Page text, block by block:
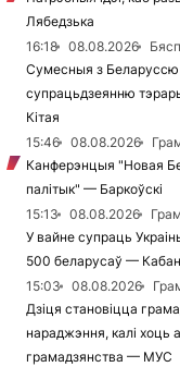
Лябедзька
16:18
08.08.2026
Сумесныя з Беларуссю
супрацьдзеянню
Кітая
15:46
08.08.2026
Канферэнцыя "Новая
палітык" — Баркоўскі
15:13
08.08.2026
У вайне супраць
500 беларусаў —
15:03
08.08.2026
Дзіця становіцца
нараджэння, калі хоць
грамадзянства — МУС